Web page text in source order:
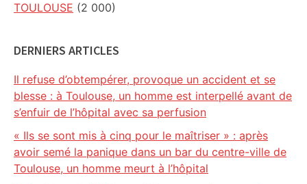
TOULOUSE (2 000)
DERNIERS ARTICLES
Il refuse d’obtempérer, provoque un accident et se
blesse : à Toulouse, un homme est interpellé avant de
s’enfuir de l’hôpital avec sa perfusion
« Ils se sont mis à cinq pour le maîtriser » : après
avoir semé la panique dans un bar du centre-ville de
Toulouse, un homme meurt à l’hôpital